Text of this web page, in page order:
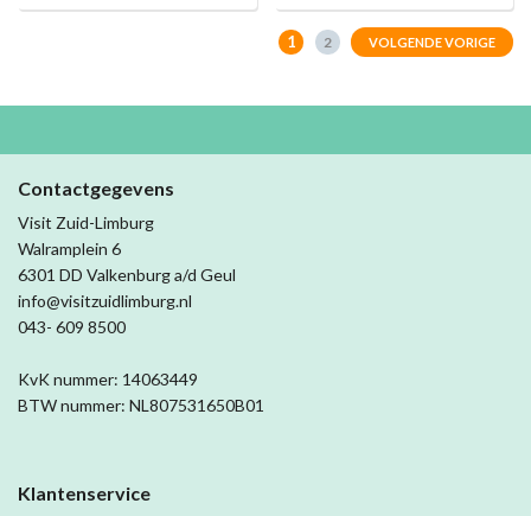
1 2 VOLGENDE VORIGE
Contactgegevens
Visit Zuid-Limburg
Walramplein 6
6301 DD Valkenburg a/d Geul
info@visitzuidlimburg.nl
043- 609 8500
KvK nummer: 14063449
BTW nummer: NL807531650B01
Klantenservice